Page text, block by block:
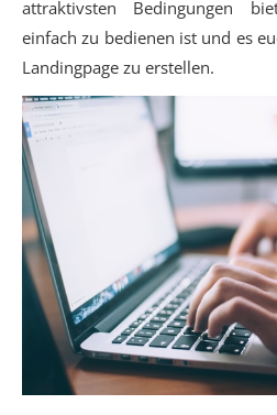
attraktivsten Bedingungen
einfach zu bedienen ist und es
Landingpage zu erstellen.